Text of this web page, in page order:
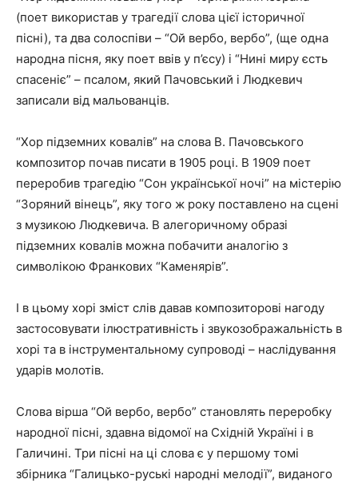
(поет використав у трагедії слова цієї історичної
пісні), та два солоспіви – “Ой вербо, вербо”, (ще одна
народна пісня, яку поет ввів у п’єсу) і “Нині миру єсть
спасеніє” – псалом, який Пачовський і Людкевич
записали від мальованців.
“Хор підземних ковалів” на слова В. Пачовського
композитор почав писати в 1905 році. В 1909 поет
переробив трагедію “Сон української ночі” на містерію
“Зоряний вінець”, яку того ж року поставлено на сцені
з музикою Людкевича. В алегоричному образі
підземних ковалів можна побачити аналогію з
символікою Франкових “Каменярів”.
І в цьому хорі зміст слів давав композиторові нагоду
застосовувати ілюстративність і звукозображальність в
хорі та в інструментальному супроводі – наслідування
ударів молотів.
Слова вірша “Ой вербо, вербо” становлять переробку
народної пісні, здавна відомої на Східній Україні і в
Галичині. Три пісні на ці слова є у першому томі
збірника “Галицько-руські народні мелодії”, виданого